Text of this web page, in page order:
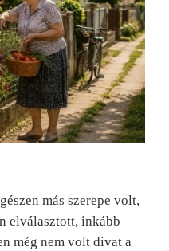
más szerepe volt,
elválasztott, inkább
még nem volt divat a